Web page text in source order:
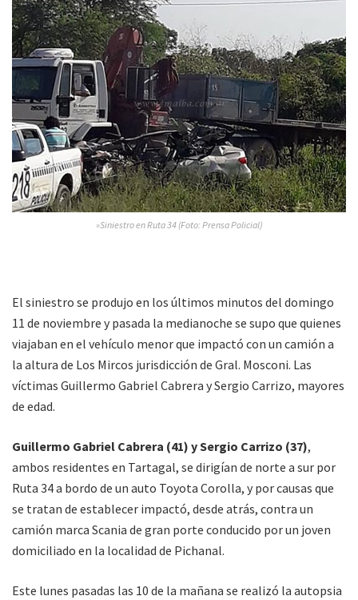
»Siniestro en Ruta 34 (Foto: Prensa Policial)
El siniestro se produjo en los últimos minutos del domingo
11 de noviembre y pasada la medianoche se supo que quienes
viajaban en el vehículo menor que impactó con un camión a
la altura de Los Mircos jurisdicción de Gral. Mosconi. Las
víctimas Guillermo Gabriel Cabrera y Sergio Carrizo, mayores
de edad.
Guillermo Gabriel Cabrera (41) y Sergio Carrizo (37),
ambos residentes en Tartagal, se dirigían de norte a sur por
Ruta 34 a bordo de un auto Toyota Corolla, y por causas que
se tratan de establecer impactó, desde atrás, contra un
camión marca Scania de gran porte conducido por un joven
domiciliado en la localidad de Pichanal.
Este lunes pasadas las 10 de la mañana se realizó la autopsia